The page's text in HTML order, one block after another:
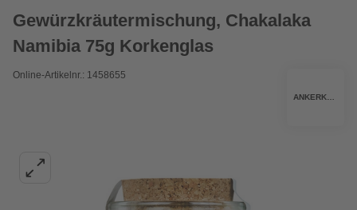
Gewürzkräutermischung, Chakalaka
Namibia 75g Korkenglas
Online-Artikelnr.: 1458655